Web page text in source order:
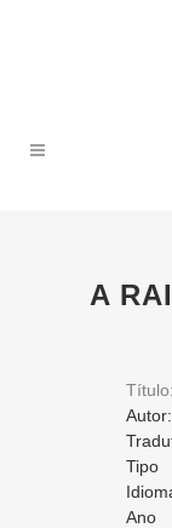
A
Título:
Autor:
Tradução: